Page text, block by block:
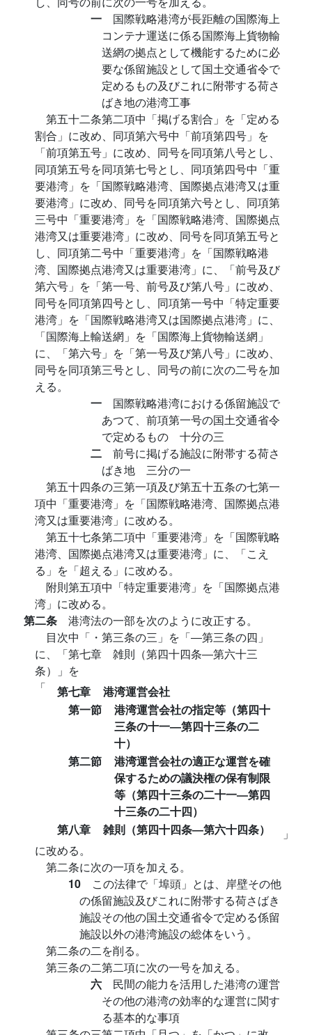
一 国際戦略港湾が長距離の国際海上
コンテナ運送に係る国際海上貨物輸
送網の拠点として機能するために必
要な係留施設として国土交通省令で
定めるもの及びこれに附帯する荷さ
ばき地の港湾工事
第五十二条第二項中「掲げる割合」を「定める
割合」に改め、同項第六号中「前項第四号」を
「前項第五号」に改め、同号を同項第八号とし、
同項第五号を同項第七号とし、同項第四号中「重
要港湾」を「国際戦略港湾、国際拠点港湾又は重
要港湾」に改め、同号を同項第六号とし、同項第
三号中「重要港湾」を「国際戦略港湾、国際拠点
港湾又は重要港湾」に改め、同号を同項第五号と
し、同項第二号中「重要港湾」を「国際戦略港
湾、国際拠点港湾又は重要港湾」に、「前号及び
第六号」を「第一号、前号及び第八号」に改め、
同号を同項第四号とし、同項第一号中「特定重要
港湾」を「国際戦略港湾又は国際拠点港湾」に、
「国際海上輸送網」を「国際海上貨物輸送網」
に、「第六号」を「第一号及び第八号」に改め、
同号を同項第三号とし、同号の前に次の二号を加
える。
一 国際戦略港湾における係留施設で
あつて、前項第一号の国土交通省令
で定めるもの 十分の三
二 前号に掲げる施設に附帯する荷さ
ばき地 三分の一
第五十四条の三第一項及び第五十五条の七第一
項中「重要港湾」を「国際戦略港湾、国際拠点港
湾又は重要港湾」に改める。
第五十七条第二項中「重要港湾」を「国際戦略
港湾、国際拠点港湾又は重要港湾」に、「こえ
る」を「超える」に改める。
附則第五項中「特定重要港湾」を「国際拠点港
湾」に改める。
第二条 港湾法の一部を次のように改正する。
目次中「・第三条の三」を「―第三条の四」
に、「第七章 雑則（第四十四条―第六十三
条）」を
「
第七章
港湾運営会社
第一節
港湾運営会社の指定等（第四十
三条の十一―第四十三条の二
十）
第二節
港湾運営会社の適正な運営を確
保するための議決権の保有制限
等（第四十三条の二十一―第四
十三条の二十四）
第八章
雑則（第四十四条―第六十四条）
」
に改める。
第二条に次の一項を加える。
10 この法律で「埠頭」とは、岸壁その他
の係留施設及びこれに附帯する荷さばき
施設その他の国土交通省令で定める係留
施設以外の港湾施設の総体をいう。
第二条の二を削る。
第三条の二第二項に次の一号を加える。
六 民間の能力を活用した港湾の運営
その他の港湾の効率的な運営に関す
る基本的な事項